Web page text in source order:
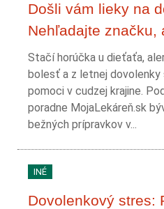
Došli vám lieky na
Nehľadajte značku,
Stačí horúčka u dieťaťa,
bolesť a z letnej dovolenky
pomoci v cudzej krajine.
poradne MojaLekáreň.sk
bežných prípravkov v...
INÉ
Dovolenkový stres: